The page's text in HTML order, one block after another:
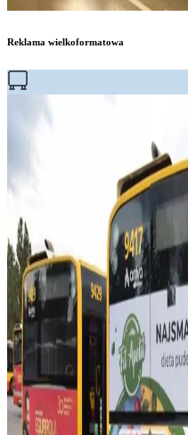
Reklama wielkoformatowa